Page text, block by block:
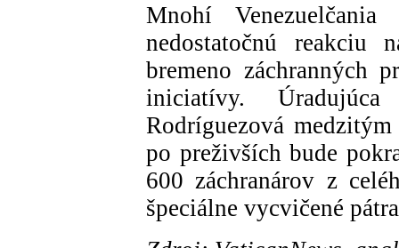
Mnohí
nedostatočnú reakciu
bremeno záchranných
iniciatívy.
Rodríguezová
po preživších bude
600 záchranárov z
špeciálne vycvičené